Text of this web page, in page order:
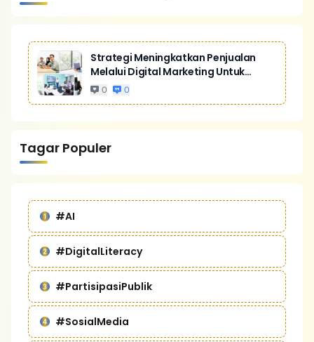
Strategi Meningkatkan Penjualan
Melalui Digital Marketing Untuk
Bisnis Yang Lebih Kompetitif
0 0
Tagar Populer
#AI
#DigitalLiteracy
#PartisipasiPublik
#SosialMedia